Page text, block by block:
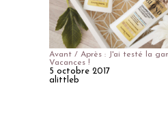
Avant / Après : J'ai testé la
Vacances !
5 octobre 2017
alittleb